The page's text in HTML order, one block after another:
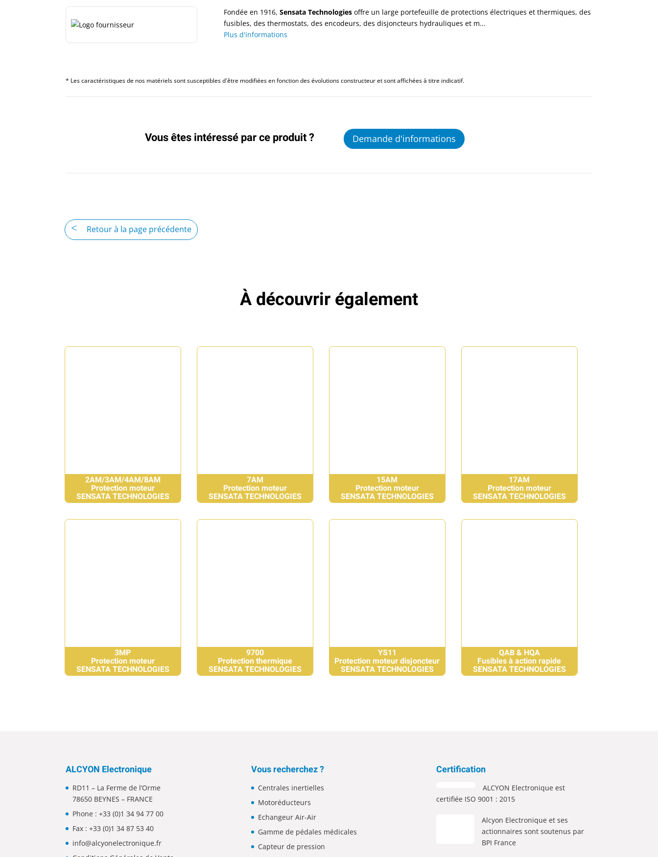
Fondée en 1916, Sensata Technologiesoffre un large portefeuille de protections électriques et thermiques, des
fusibles, des thermostats, des encodeurs, des disjoncteurs hydrauliques et m...
Plus d'informations
* Les caractéristiques de nos matériels sont susceptibles d'être modifiées en fonction des évolutions constructeur et sont affichées à titre indicatif.
Vous êtes intéressé par ce produit ? Demande d'informations
Retour à la page précédente
À découvrir également
2AM/3AM/4AM/8AM
Protection moteur
SENSATA TECHNOLOGIES
7AM
Protection moteur
SENSATA TECHNOLOGIES
15AM
Protection moteur
SENSATA TECHNOLOGIES
17AM
Protection moteur
SENSATA TECHNOLOGIES
3MP
Protection moteur
SENSATA TECHNOLOGIES
9700
Protection thermique
SENSATA TECHNOLOGIES
YS11
Protection moteur disjoncteur
SENSATA TECHNOLOGIES
QAB & HQA
Fusibles à action rapide
SENSATA TECHNOLOGIES
ALCYON Electronique
RD11 – La Ferme de l’Orme
78650 BEYNES – FRANCE
Phone :+33 (0)1 34 94 77 00
Fax : +33 (0)1 34 87 53 40
info@alcyonelectronique.fr
Vous recherchez ?
Centrales inertielles
Motoréducteurs
Echangeur Air-Air
Gamme de pédales médicales
Capteur de pression
Certification
ALCYON Electronique est
certifiée ISO 9001 : 2015
Alcyon Electronique et ses
actionnaires sont soutenus par
BPI France